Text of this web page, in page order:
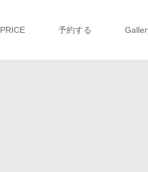
PRICE 予約する